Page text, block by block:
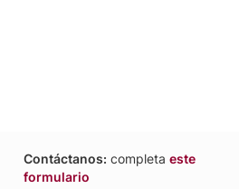
Contáctanos: completa este
formulario